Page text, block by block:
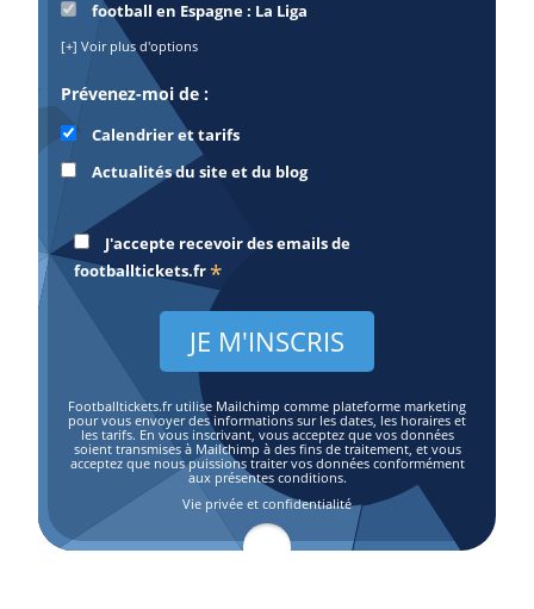
football en Espagne : La Liga
[+] Voir plus d'options
Prévenez-moi de :
Calendrier et tarifs
Actualités du site et du blog
J'accepte recevoir des emails de
footballtickets.fr *
Footballtickets.fr utilise Mailchimp comme plateforme marketing
pour vous envoyer des informations sur les dates, les horaires et
les tarifs. En vous inscrivant, vous acceptez que vos données
soient transmises à Mailchimp à des fins de traitement, et vous
acceptez que nous puissions traiter vos données conformément
aux présentes conditions.
Vie privée et confidentialité